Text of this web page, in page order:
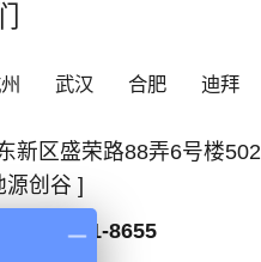
武汉 合肥 迪拜
新区盛荣路88弄6号楼502
源创谷 ]
400-021-8655